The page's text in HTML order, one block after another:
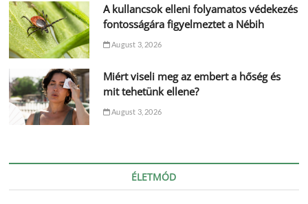
A kullancsok elleni folyamatos védekezés
fontosságára figyelmeztet a Nébih
August 3, 2026
Miért viseli meg az embert a hőség és
mit tehetünk ellene?
August 3, 2026
ÉLETMÓD